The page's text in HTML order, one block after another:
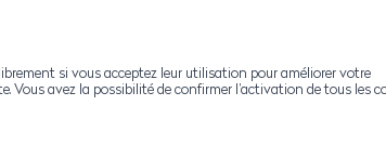
si vous acceptez leur utilisation pour améliorer votre
Vous avez la possibilité de confirmer l’activation de tous les